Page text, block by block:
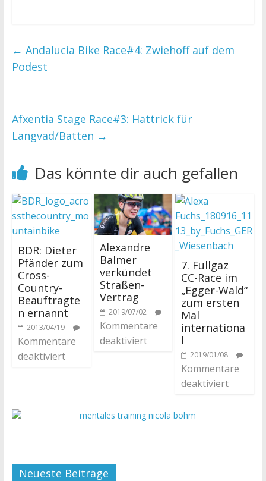
← Andalucia Bike Race#4: Zwiehoff auf dem
Podest
Afxentia Stage Race#3: Hattrick für
Langvad/Batten →
Das könnte dir auch gefallen
BDR: Dieter
Pfänder zum
Cross-
Country-
Beauftragte
n ernannt
2013/04/19
Kommentare
deaktiviert
Alexandre
Balmer
verkündet
Straßen-
Vertrag
2019/07/02
Kommentare
deaktiviert
7. Fullgaz
CC-Race im
„Egger-Wald“
zum ersten
Mal
internationa
l
2019/01/08
Kommentare
deaktiviert
Neueste Beiträge